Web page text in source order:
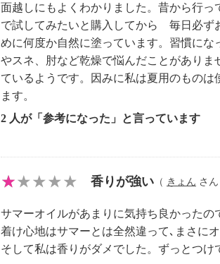
・添付文書：能書
【原産国（地）】
・日本製
※パッケージ表示は「化粧用オイル」
面越しにもよくわかりました。昔から行
で試してみたいと購入してから 毎日必ず
めに何度か自然に塗っています。習慣に
やスネ、肘など乾燥で悩んだことがあり
ているようです。因みに私は夏用のもの
ます。
2 人が「参考になった」と言っています
香りが強い （ きょん さ
サマーオイルがあまりに気持ち良かったの
着け心地はサマーとは全然違って､まさに
そして私は香りがダメでした。ずっとつけ